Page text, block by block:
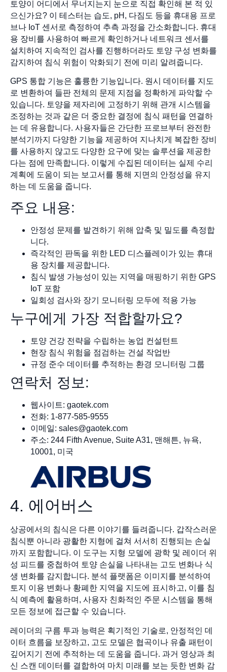
토양이 어디에서 무너지는지 눈으로 직접 확인해 본 적 있
으신가요? 이 테스터는 습도, pH, 다짐도 등을 휴대용 프로
브나 IoT 센서로 측정하여 추측 과정을 간소화합니다. 휴대
용 장비를 사용하여 빠르게 확인하거나 네트워크 센서를
설치하여 지속적인 검사를 진행하더라도 토양 구성 변화를
감지하여 침식 위험이 악화되기 전에 미리 알려줍니다.
GPS 통합 기능은 훌륭한 기능입니다. 원시 데이터를 지도
로 변환하여 들판 전체의 문제 지점을 정확하게 파악할 수
있습니다. 토양을 제자리에 고정하기 위해 관개 시스템을
조정하는 것과 같은 더 중요한 결정에 침식 패턴을 연결하
는 데 유용합니다. 사용자들은 간단한 프로브부터 완전한
분석기까지 다양한 기능을 제공하여 지나치게 복잡한 장비
를 사용하지 않고도 다양한 요구에 맞는 솔루션을 제공한
다는 점에 만족합니다. 이렇게 수집된 데이터는 실제 수리
계획에 도움이 되는 보고서를 통해 지면의 안정성을 유지
하는 데 도움을 줍니다.
주요 내용:
안정성 문제를 발견하기 위해 압축 및 밀도를 측정합
니다.
즉각적인 판독을 위한 LED 디스플레이가 있는 휴대
용 장치를 제공합니다.
침식 발생 가능성이 있는 지역을 매핑하기 위한 GPS
IoT 포함
일회성 검사와 장기 모니터링 모두에 적용 가능
누구에게 가장 적합할까요?
토양 건강 전략을 수립하는 농업 컨설턴트
현장 침식 위험을 점검하는 건설 작업반
규정 준수 데이터를 추적하는 환경 모니터링 그룹
연락처 정보:
웹사이트: gaotek.com
전화: 1-877-585-9555
이메일: sales@gaotek.com
주소: 244 Fifth Avenue, Suite A31, 맨해튼, 뉴욕,
10001, 미국
4. 에어버스
상공에서의 침식은 다른 이야기를 들려줍니다. 갑작스러운
침식뿐 아니라 광활한 지형에 걸쳐 서서히 진행되는 손실
까지 포함합니다. 이 도구는 지형 모델에 광학 및 레이더 위
성 피드를 중첩하여 토양 손실을 나타내는 고도 변화나 식
생 변화를 감지합니다. 분석 플랫폼은 이미지를 분석하여
토지 이용 변화나 황폐한 지역을 지도에 표시하고, 이를 침
식 예측에 활용하며, 사용자 친화적인 주문 시스템을 통해
모든 정보에 접근할 수 있습니다.
레이더의 구름 투과 능력은 획기적인 기술로, 안정적인 데
이터 흐름을 보장하고, 고도 모델은 협곡이나 유출 패턴이
깊어지기 전에 추적하는 데 도움을 줍니다. 과거 영상과 최
신 스캔 데이터를 결합하여 마치 미래를 보는 듯한 변화 감